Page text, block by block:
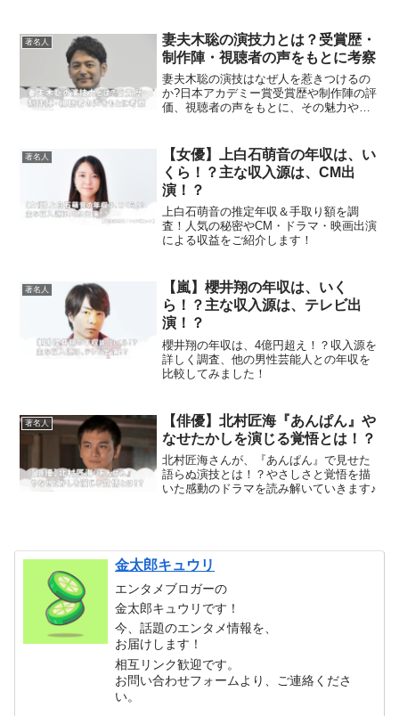
著名人
妻夫木聡の演技力とは？受賞歴・
制作陣・視聴者の声をもとに考察
妻夫木聡の演技はなぜ人を惹きつけるの
か?日本アカデミー賞受賞歴や制作陣の評
価、視聴者の声をもとに、その魅力や実
著名人
【女優】上白石萌音の年収は、い
くら！？主な収入源は、CM出
演！？
上白石萌音の推定年収＆手取り額を調
査！人気の秘密やCM・ドラマ・映画出演
による収益をご紹介します！
著名人
【嵐】櫻井翔の年収は、いく
ら！？主な収入源は、テレビ出
演！？
櫻井翔の年収は、4億円超え！？収入源を
詳しく調査、他の男性芸能人との年収を
比較してみました！
著名人
【俳優】北村匠海『あんぱん』や
なせたかしを演じる覚悟とは！？
北村匠海さんが、『あんぱん』で見せた
語らぬ演技とは！？やさしさと覚悟を描
いた感動のドラマを読み解いていきます♪
金太郎キュウリ
エンタメブロガーの
金太郎キュウリです！
今、話題のエンタメ情報を、
お届けします！
相互リンク歓迎です。
お問い合わせフォームより、ご連絡くださ
い。